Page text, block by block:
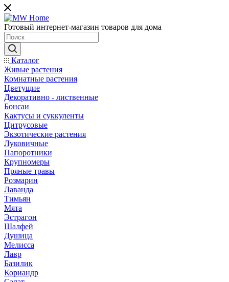
Готовый интернет-магазин товаров для дома
Каталог
Живые растения
Комнатные растения
Цветущие
Декоративно - лиственные
Бонсаи
Кактусы и суккуленты
Цитрусовые
Экзотические растения
Луковичные
Папоротники
Крупномеры
Пряные травы
Розмарин
Лаванда
Тимьян
Мята
Эстрагон
Шалфей
Душица
Мелисса
Лавр
Базилик
Кориандр